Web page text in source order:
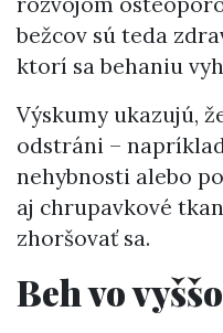
bežcov sú teda
ktorí sa behaniu
Výskumy ukazujú,
odstráni –
nehybnosti alebo
aj chrupavkové
zhoršovať sa.
Beh vo